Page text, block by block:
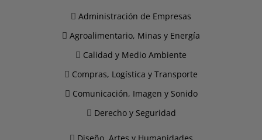
Administración de Empresas
Agroalimentario, Minas y Energía
Calidad y Medio Ambiente
Compras, Logística y Transporte
Comunicación, Imagen y Sonido
Derecho y Seguridad